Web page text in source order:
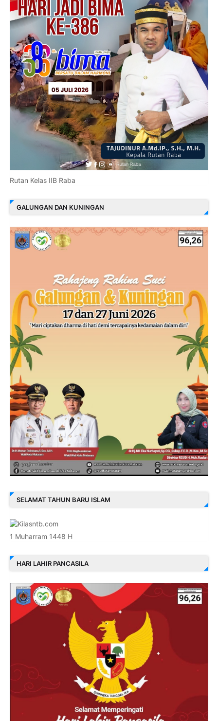
Rutan Kelas IIB Raba
GALUNGAN DAN KUNINGAN
SELAMAT TAHUN BARU ISLAM
1 Muharram 1448 H
HARI LAHIR PANCASILA